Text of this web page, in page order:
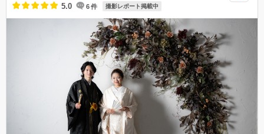
5.0 6件 撮影レポート掲載中